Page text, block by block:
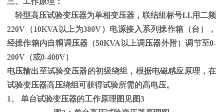
轻型高压试验变压器为单相变压器，联结组标号I.I.用二频
220V （10KVA 以上为380V）电源接入系列操作箱（台），
经操作箱内自耦调压器（50KVA 以上调压器外附）调节至0-
200V （或0-400V）
电压输出至试验变压器的初级绕组，根据电磁感应原理，在
试验变压器高压绕组可获得试验所需的高电压。
1、 单台试验变压器的工作原理图见图3